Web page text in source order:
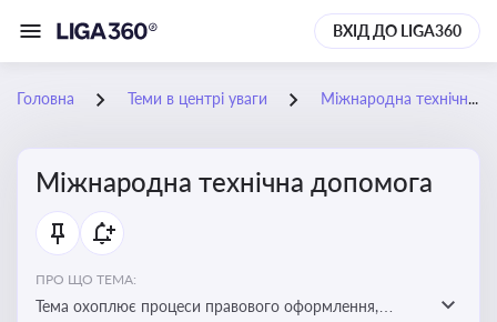
ВХІД ДО LIGA360
Головна Теми в центрі уваги Міжнародна технічна допомога
Міжнародна технічна допомога
ПРО ЩО ТЕМА:
Тема охоплює процеси правового оформлення,